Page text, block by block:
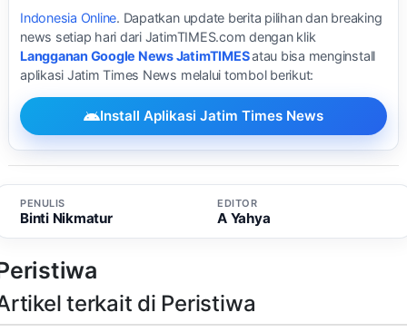
Indonesia Online. Dapatkan update berita pilihan dan breaking
news setiap hari dari JatimTIMES.com dengan klik
Langganan Google News JatimTIMESatau bisa menginstall
aplikasi Jatim Times News melalui tombol berikut:
Install Aplikasi Jatim Times News
PENULIS
Binti Nikmatur
EDITOR
A Yahya
terkait di Peristiwa